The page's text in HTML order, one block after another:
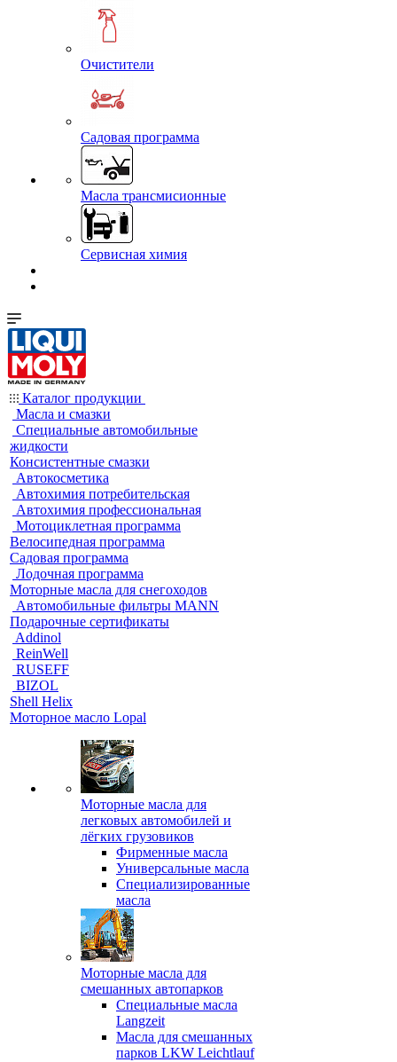
Очистители
Садовая программа
Масла трансмисионные
Сервисная химия
Каталог продукции
Масла и смазки
Специальные автомобильные
жидкости
Консистентные смазки
Автокосметика
Автохимия потребительская
Автохимия профессиональная
Мотоциклетная программа
Велосипедная программа
Садовая программа
Лодочная программа
Моторные масла для снегоходов
Автомобильные фильтры MANN
Подарочные сертификаты
Addinol
ReinWell
RUSEFF
BIZOL
Shell Helix
Моторное масло Lopal
Моторные масла для
легковых автомобилей и
лёгких грузовиков
Фирменные масла
Универсальные масла
Специализированные
масла
Моторные масла для
смешанных автопарков
Специальные масла
Langzeit
Масла для смешанных
парков LKW Leichtlauf